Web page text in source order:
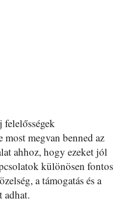
felelősségek
megvan benned az
ahhoz, hogy ezeket jól
különösen fontos
a támogatás és a
adhat.